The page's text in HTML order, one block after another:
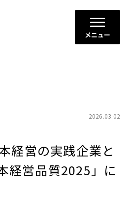
メニュー
2026.03.02
経営の実践企業と
経営品質2025」に
2025年